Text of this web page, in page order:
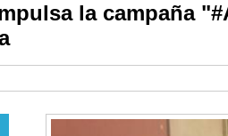
la campaña